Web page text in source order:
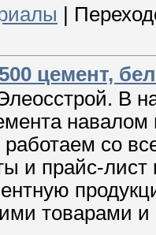
|
цемент,
В
со
и прайс-лист
товарами и